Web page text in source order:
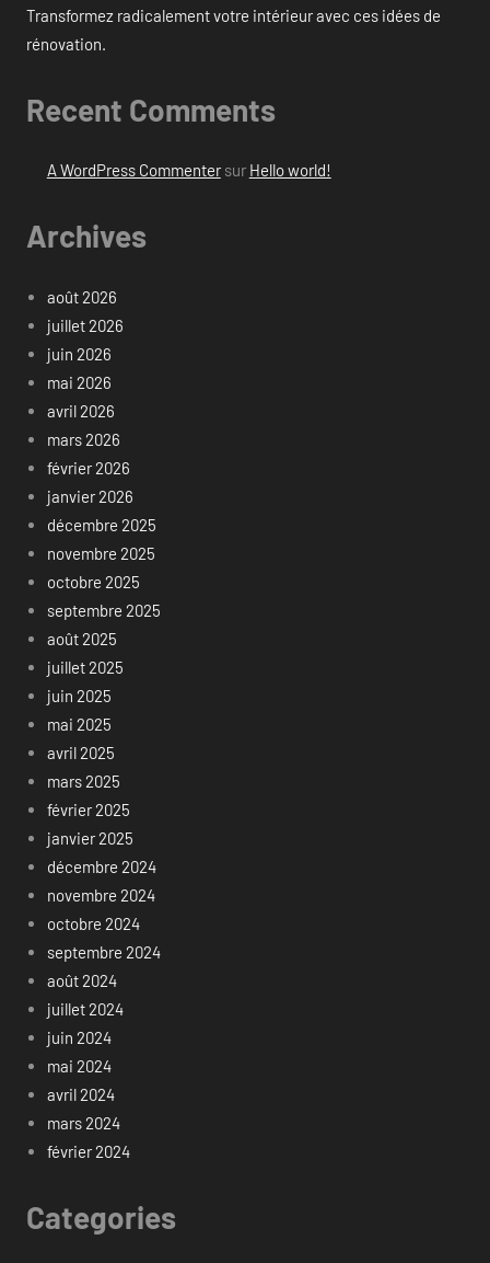
Transformez radicalement votre intérieur avec ces idées de
rénovation.
Recent Comments
A WordPress Commentersur Hello world!
Archives
août 2026
juillet 2026
juin 2026
mai 2026
avril 2026
mars 2026
février 2026
janvier 2026
décembre 2025
novembre 2025
octobre 2025
septembre 2025
août 2025
juillet 2025
juin 2025
mai 2025
avril 2025
mars 2025
février 2025
janvier 2025
décembre 2024
novembre 2024
octobre 2024
septembre 2024
août 2024
juillet 2024
juin 2024
mai 2024
avril 2024
mars 2024
février 2024
Categories